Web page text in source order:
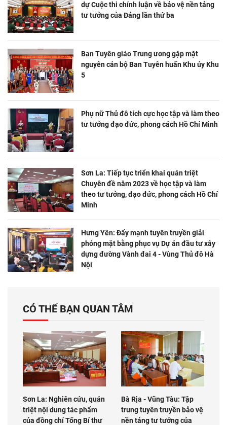
dự Cuộc thi chính luận về bảo vệ nền tảng
tư tưởng của Đảng lần thứ ba
Ban Tuyên giáo Trung ương gặp mặt
nguyên cán bộ Ban Tuyên huấn Khu ủy Khu
5
Phụ nữ Thủ đô tích cực học tập và làm theo
tư tưởng đạo đức, phong cách Hồ Chí Minh
Sơn La: Tiếp tục triển khai quán triệt
Chuyên đề năm 2023 về học tập và làm
theo tư tưởng, đạo đức, phong cách Hồ Chí
Minh
Hưng Yên: Đẩy mạnh tuyên truyền giải
phóng mặt bằng phục vụ Dự án đầu tư xây
dựng đường Vành đai 4 - Vùng Thủ đô Hà
Nội
CÓ THỂ BẠN QUAN TÂM
Sơn La: Nghiên cứu, quán
triệt nội dung tác phẩm
của đồng chí Tổng Bí thư
Bà Rịa - Vũng Tàu: Tập
trung tuyên truyền bảo vệ
nền tảng tư tưởng của